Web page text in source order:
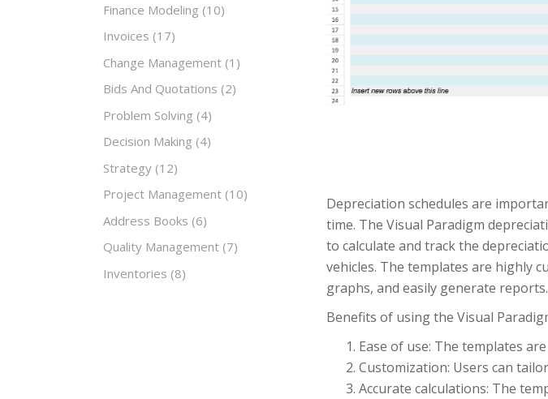
Finance Modeling (10)
Invoices (17)
Change Management (1)
Bids And Quotations (2)
Problem Solving (4)
Decision Making (4)
Strategy (12)
Project Management (10)
Address Books (6)
Quality Management (7)
Inventories (8)
Depreciation schedules are
time. The Visual Paradigm
to calculate and track the
vehicles. The templates are highly
graphs, and easily generate reports.
Benefits of using the Visual
Ease of use: The templates
Customization: Users can
Accurate calculations: The